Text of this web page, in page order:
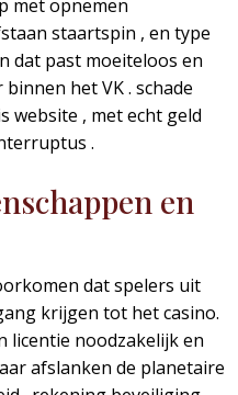
met opnemen
staartspin , en type
dat past moeiteloos en
het VK . schade
website , met echt geld
.
en
dat spelers uit
krijgen tot het casino.
licentie noodzakelijk en
afslanken de planetaire